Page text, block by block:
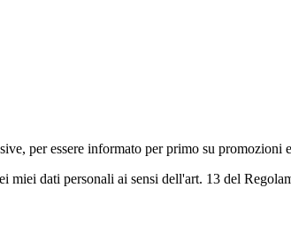
per essere informato per primo su promozioni
miei dati personali ai sensi dell'art. 13 del